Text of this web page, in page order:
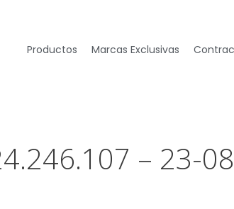
Productos Marcas Exclusivas
– 23-